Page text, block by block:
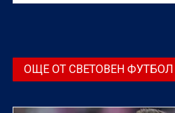
американска територия
ОЩЕ ОТ СВЕТОВЕН ФУТБОЛ